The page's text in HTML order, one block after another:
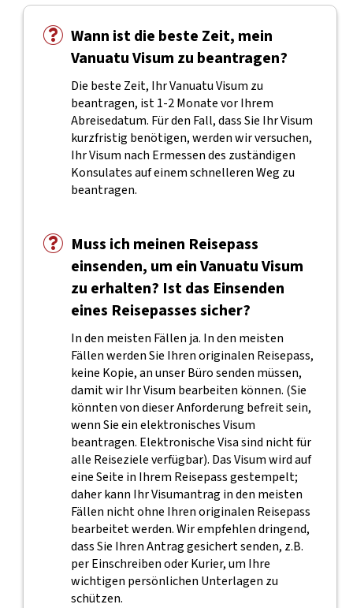
Wann ist die beste Zeit, mein
Vanuatu Visum zu beantragen?
Die beste Zeit, Ihr Vanuatu Visum zu
beantragen, ist 1-2 Monate vor Ihrem
Abreisedatum. Für den Fall, dass Sie Ihr Visum
kurzfristig benötigen, werden wir versuchen,
Ihr Visum nach Ermessen des zuständigen
Konsulates auf einem schnelleren Weg zu
beantragen.
Muss ich meinen Reisepass
einsenden, um ein Vanuatu Visum
zu erhalten? Ist das Einsenden
eines Reisepasses sicher?
In den meisten Fällen ja. In den meisten
Fällen werden Sie Ihren originalen Reisepass,
keine Kopie, an unser Büro senden müssen,
damit wir Ihr Visum bearbeiten können. (Sie
könnten von dieser Anforderung befreit sein,
wenn Sie ein elektronisches Visum
beantragen. Elektronische Visa sind nicht für
alle Reiseziele verfügbar). Das Visum wird auf
eine Seite in Ihrem Reisepass gestempelt;
daher kann Ihr Visumantrag in den meisten
Fällen nicht ohne Ihren originalen Reisepass
bearbeitet werden. Wir empfehlen dringend,
dass Sie Ihren Antrag gesichert senden, z.B.
per Einschreiben oder Kurier, um Ihre
wichtigen persönlichen Unterlagen zu
schützen.